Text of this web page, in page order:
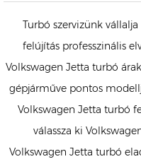
Turbó szervizünk
felújítás professzinális
Volkswagen Jetta turbó
gépjárműve pontos
Volkswagen Jetta turbó
válassza ki
Volkswagen Jetta turbó